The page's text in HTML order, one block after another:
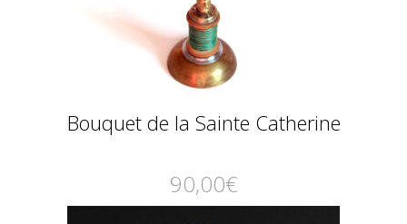
Bouquet de la Sainte Catherine
90,00€